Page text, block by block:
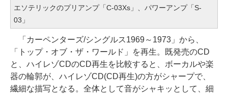
エソテリックのプリアンプ「C-03Xs」、パワーアンプ「S-
03」
「カーペンターズ/シングルス1969～1973」から、
「トップ・オブ・ザ・ワールド」を再生。既発売のCD
と、ハイレゾCDのCD再生を比較すると、ボーカルや楽
器の輪郭が、ハイレゾCD(CD再生)の方がシャープで、
繊細な描写となる。全体として音がシャキッとして、細